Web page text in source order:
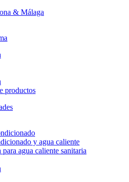
& Málaga
productos
y agua caliente
agua caliente sanitaria